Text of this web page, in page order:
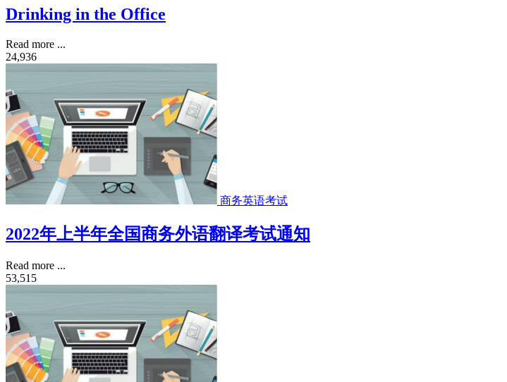
Drinking in the Office
Read more ...
24,936
商务英语考试
2022年上半年全国商务外语翻译考试通知
Read more ...
53,515